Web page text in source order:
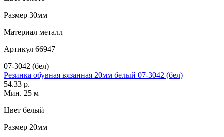
Размер 30мм
Материал металл
Артикул 66947
07-3042 (бел)
Резинка обувная вязанная 20мм белый 07-3042 (бел)
54.33 р.
Мин. 25 м
Цвет белый
Размер 20мм